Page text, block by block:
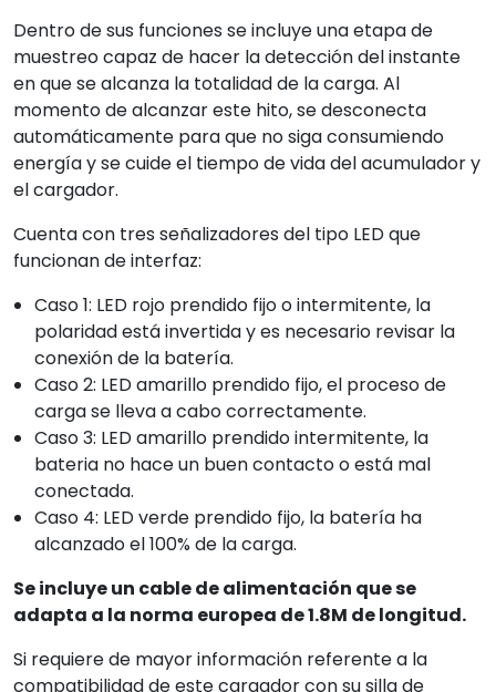
Dentro de sus funciones se incluye una etapa de
muestreo capaz de hacer la detección del instante
en que se alcanza la totalidad de la carga. Al
momento de alcanzar este hito, se desconecta
automáticamente para que no siga consumiendo
energía y se cuide el tiempo de vida del acumulador y
el cargador.
Cuenta con tres señalizadores del tipo LED que
funcionan de interfaz:
Caso 1: LED rojo prendido fijo o intermitente, la
polaridad está invertida y es necesario revisar la
conexión de la batería.
Caso 2: LED amarillo prendido fijo, el proceso de
carga se lleva a cabo correctamente.
Caso 3: LED amarillo prendido intermitente, la
bateria no hace un buen contacto o está mal
conectada.
Caso 4: LED verde prendido fijo, la batería ha
alcanzado el 100% de la carga.
Se incluye un cable de alimentación que se
adapta a la norma europea de 1.8M de longitud.
Si requiere de mayor información referente a la
compatibilidad de este cargador con su silla de